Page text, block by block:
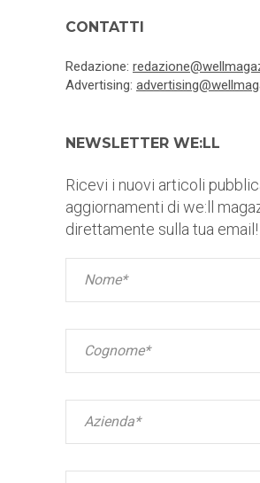
CONTATTI
Redazione:
Advertising:
NEWSLETTER WE:LL
Ricevi i nuovi articoli
aggiornamenti di we:ll
direttamente sulla tua email!